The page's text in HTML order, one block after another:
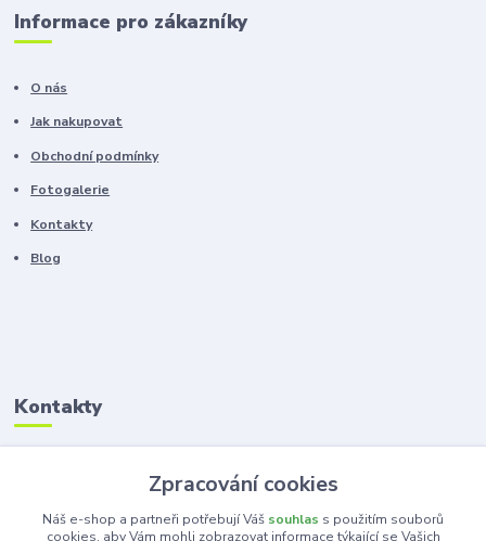
Informace pro zákazníky
O nás
Jak nakupovat
Obchodní podmínky
Fotogalerie
Kontakty
Blog
Kontakty
Zákaznická podpora
+420 603 100 966
(Po-Pá, 8-16 hod.)
Zpracování cookies
Náš e-shop a partneři potřebují Váš souhlas s použitím souborů
cookies, aby Vám mohli zobrazovat informace týkající se Vašich